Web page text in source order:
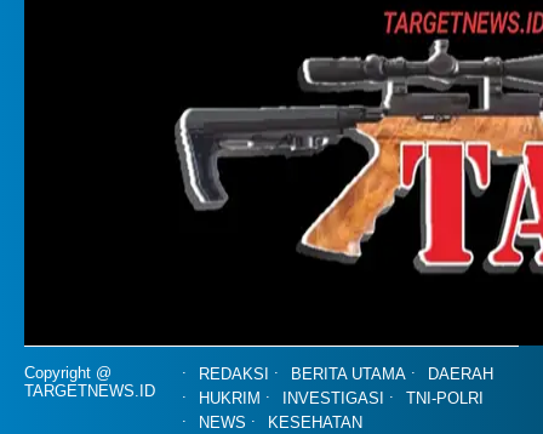
Copyright @
TARGETNEWS.ID
REDAKSI BERITA UTAMA
DAERAH
HUKRIM
INVESTIGASI
TNI-POLRI
NEWS
KESEHATAN